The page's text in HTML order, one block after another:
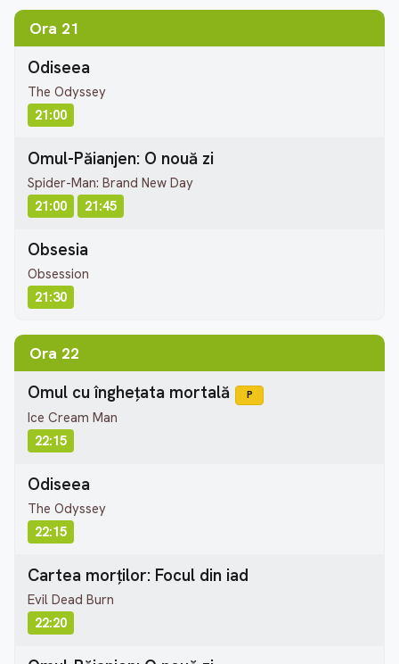
Ora 21
Odiseea
The Odyssey
21:00
Omul-Păianjen: O nouă zi
Spider-Man: Brand New Day
21:00
21:45
Obsesia
Obsession
21:30
Ora 22
Omul cu înghețata mortală P
Ice Cream Man
22:15
Odiseea
The Odyssey
22:15
Cartea morților: Focul din iad
Evil Dead Burn
22:20